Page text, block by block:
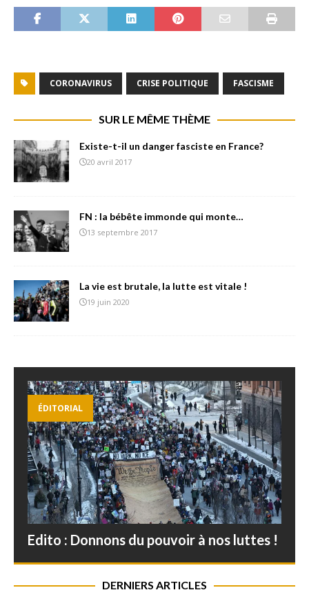
CORONAVIRUS CRISE POLITIQUE FASCISME
SUR LE MÊME THÈME
Existe-t-il un danger fasciste en France?
20 avril 2017
FN : la bébête immonde qui monte…
13 septembre 2017
La vie est brutale, la lutte est vitale !
19 juin 2020
ÉDITORIAL
Edito : Donnons du pouvoir à nos luttes !
DERNIERS ARTICLES